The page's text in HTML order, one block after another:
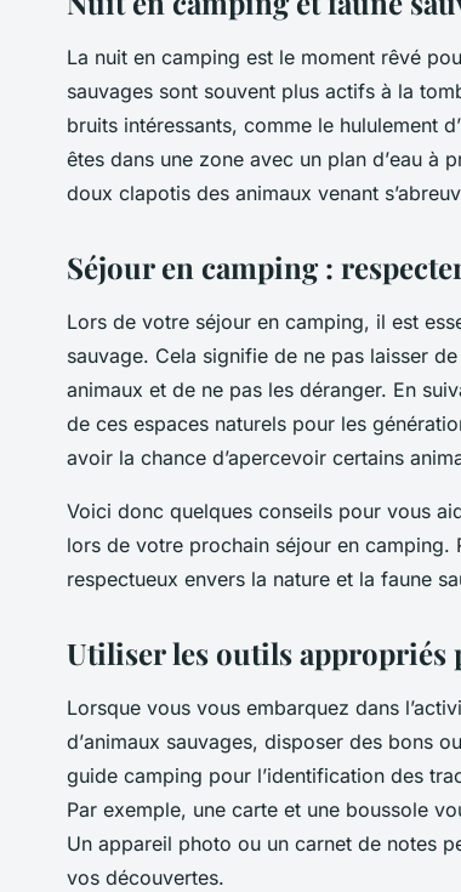
La nuit en camping est le moment rêvé
sauvages sont souvent plus actifs à la
bruits intéressants, comme le hululement
êtes dans une zone avec un plan d’eau à
doux clapotis des animaux venant
Séjour en camping :
Lors de votre séjour en camping, il est
sauvage. Cela signifie de ne pas laisser
animaux et de ne pas les déranger. En
de ces espaces naturels pour les
avoir la chance d’apercevoir certains
Voici donc quelques conseils pour vous
lors de votre prochain séjour en camping.
respectueux envers la nature et la faune
Utiliser les outils appropriés
Lorsque vous vous embarquez dans
d’animaux sauvages, disposer des bons
guide camping pour l’identification des
Par exemple, une carte et une boussole
Un appareil photo ou un carnet de notes
vos découvertes.